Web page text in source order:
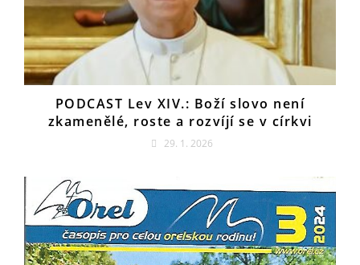
PODCAST Lev XIV.: Boží slovo není
zkamenělé, roste a rozvíjí se v církvi
29. 1. 2026